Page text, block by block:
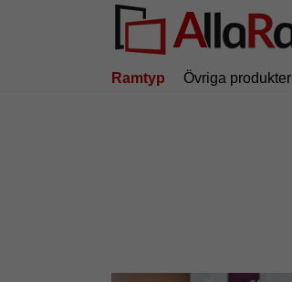
Ramtyp Övriga produkter